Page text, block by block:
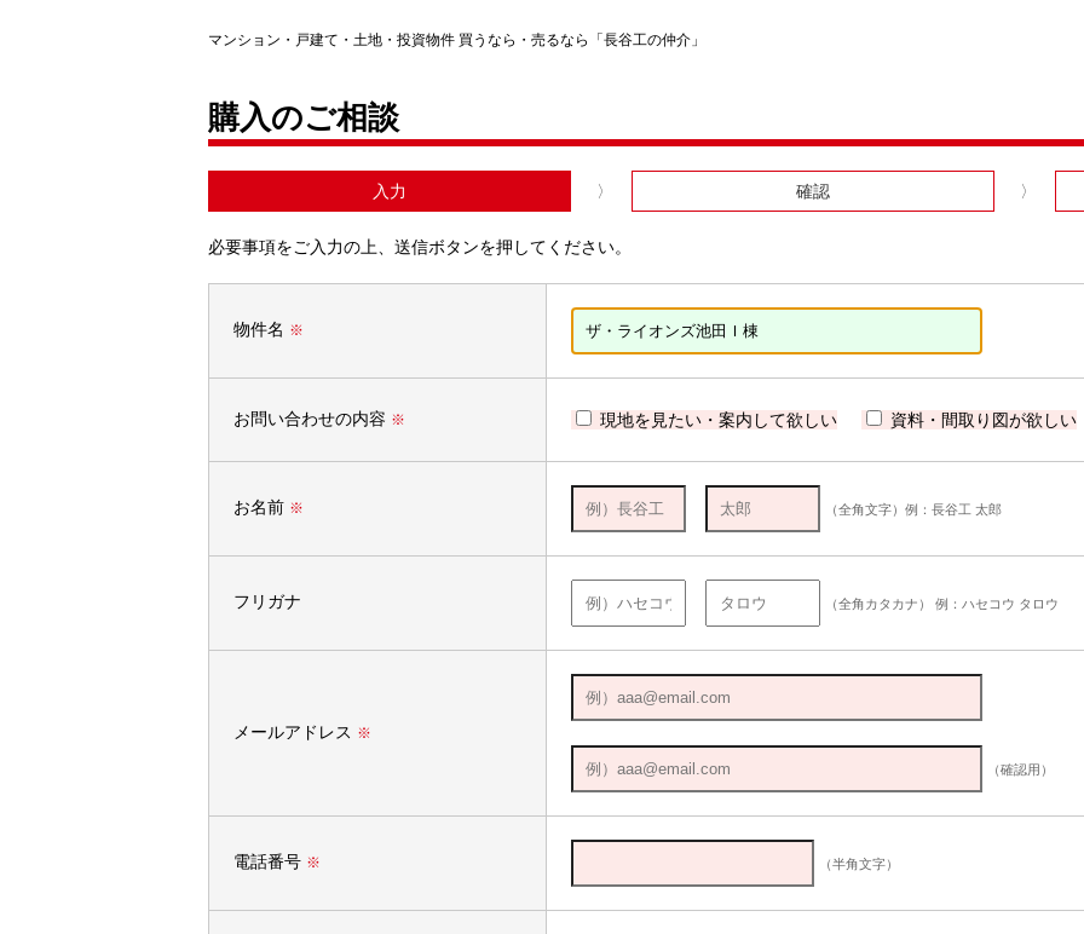
マンション・戸建て・土地・投資物件 買うなら・売るなら「長谷工の仲介」
購入のご相談
入力 確認
必要事項をご入力の上、送信ボタンを押してください。
物件名 ※
お問い合わせの内容 ※ 現地を見たい・案内して欲しい 資料・間取り図が欲しい
お名前 ※ （全角文字）例：長谷工 太郎
フリガナ （全角カタカナ） 例：ハセコウ タロウ
メールアドレス ※
（確認用）
電話番号 ※ （半角文字）